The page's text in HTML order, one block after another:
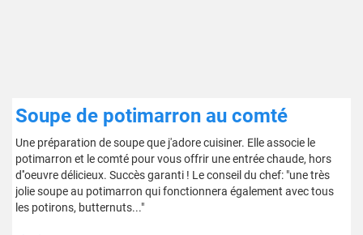
Soupe de potimarron au comté
Une préparation de soupe que j'adore cuisiner. Elle associe le
potimarron et le comté pour vous offrir une entrée chaude, hors
d''oeuvre délicieux. Succès garanti ! Le conseil du chef: "une très
jolie soupe au potimarron qui fonctionnera également avec tous
les potirons, butternuts..."